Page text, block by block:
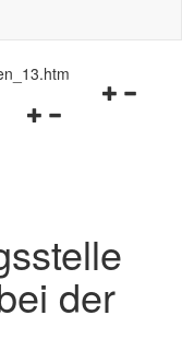
Navigationsmenü
der